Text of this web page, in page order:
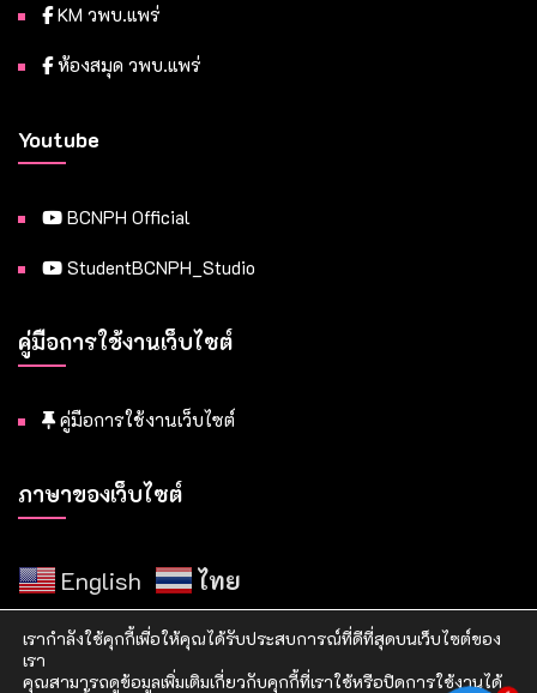
KM วพบ.แพร่
ห้องสมุด วพบ.แพร่
Youtube
BCNPH Official
StudentBCNPH_Studio
คู่มือการใช้งานเว็บไซต์
คู่มือการใช้งานเว็บไซต์
ภาษาของเว็บไซต์
English ไทย
เรากำลังใช้คุกกี้เพื่อให้คุณได้รับประสบการณ์ที่ดีที่สุดบนเว็บไซต์ของ
เรา
คุณสามารถดูข้อมูลเพิ่มเติมเกี่ยวกับคุกกี้ที่เราใช้หรือปิดการใช้งานได้